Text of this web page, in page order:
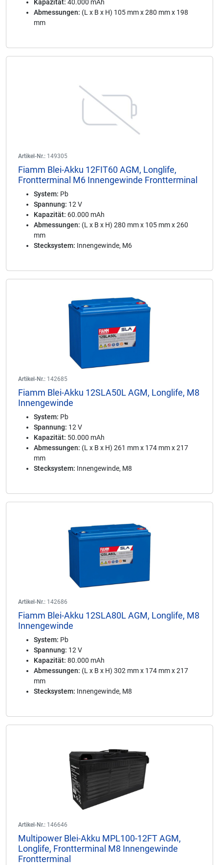
Kapazität: 40.000 mAh
Abmessungen: (L x B x H) 105 mm x 280 mm x 198
mm
Artikel-Nr.: 149305
Fiamm Blei-Akku 12FIT60 AGM, Longlife,
Frontterminal M6 Innengewinde Frontterminal
System: Pb
Spannung: 12 V
Kapazität: 60.000 mAh
Abmessungen: (L x B x H) 280 mm x 105 mm x 260
mm
Stecksystem: Innengewinde, M6
Artikel-Nr.: 142685
Fiamm Blei-Akku 12SLA50L AGM, Longlife, M8
Innengewinde
System: Pb
Spannung: 12 V
Kapazität: 50.000 mAh
Abmessungen: (L x B x H) 261 mm x 174 mm x 217
mm
Stecksystem: Innengewinde, M8
Artikel-Nr.: 142686
Fiamm Blei-Akku 12SLA80L AGM, Longlife, M8
Innengewinde
System: Pb
Spannung: 12 V
Kapazität: 80.000 mAh
Abmessungen: (L x B x H) 302 mm x 174 mm x 217
mm
Stecksystem: Innengewinde, M8
Artikel-Nr.: 146646
Multipower Blei-Akku MPL100-12FT AGM,
Longlife, Frontterminal M8 Innengewinde
Frontterminal